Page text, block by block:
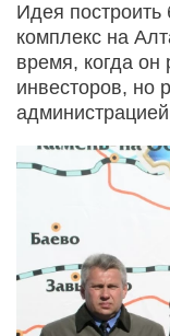
Идея
комплекс на
время, когда
инвесторов, но